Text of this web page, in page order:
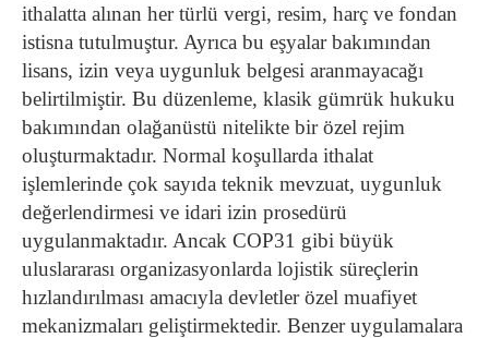
ithalatta alınan her türlü vergi, resim, harç ve fondan
istisna tutulmuştur. Ayrıca bu eşyalar bakımından
lisans, izin veya uygunluk belgesi aranmayacağı
belirtilmiştir. Bu düzenleme, klasik gümrük hukuku
bakımından olağanüstü nitelikte bir özel rejim
oluşturmaktadır. Normal koşullarda ithalat
işlemlerinde çok sayıda teknik mevzuat, uygunluk
değerlendirmesi ve idari izin prosedürü
uygulanmaktadır. Ancak COP31 gibi büyük
uluslararası organizasyonlarda lojistik süreçlerin
hızlandırılması amacıyla devletler özel muafiyet
mekanizmaları geliştirmektedir. Benzer uygulamalara